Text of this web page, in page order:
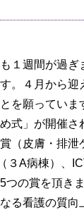
１週間が過
。４月から
を願ってい
式」が開催
（皮膚・排
３A病棟）、
の賞を頂き
看護の質向